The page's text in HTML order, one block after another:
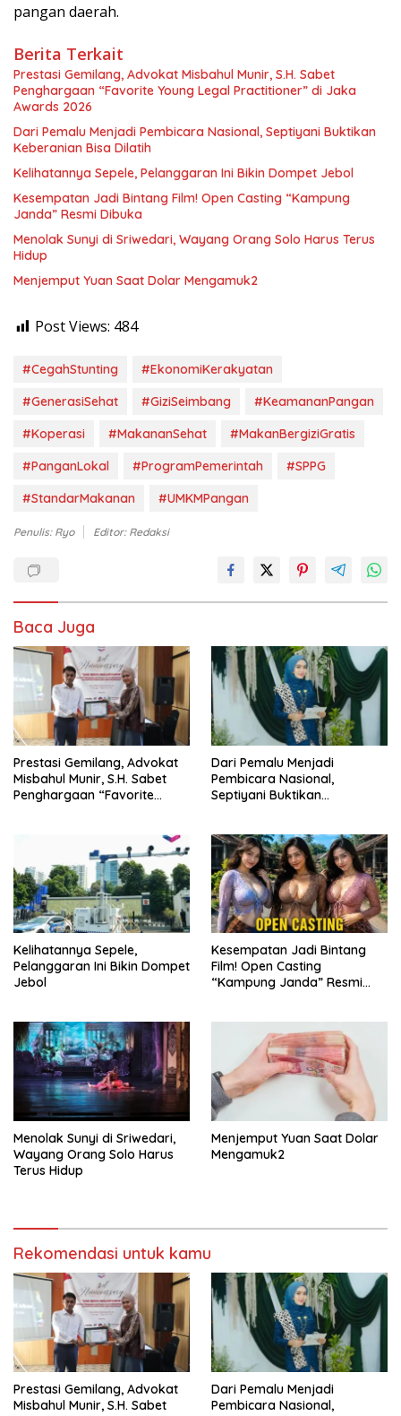
pangan daerah.
Berita Terkait
Prestasi Gemilang, Advokat Misbahul Munir, S.H. Sabet
Penghargaan “Favorite Young Legal Practitioner” di Jaka
Awards 2026
Dari Pemalu Menjadi Pembicara Nasional, Septiyani Buktikan
Keberanian Bisa Dilatih
Kelihatannya Sepele, Pelanggaran Ini Bikin Dompet Jebol
Kesempatan Jadi Bintang Film! Open Casting “Kampung
Janda” Resmi Dibuka
Menolak Sunyi di Sriwedari, Wayang Orang Solo Harus Terus
Hidup
Menjemput Yuan Saat Dolar Mengamuk2
Post Views: 484
#CegahStunting
#EkonomiKerakyatan
#GenerasiSehat
#GiziSeimbang
#KeamananPangan
#Koperasi
#MakananSehat
#MakanBergiziGratis
#PanganLokal
#ProgramPemerintah
#SPPG
#StandarMakanan
#UMKMPangan
Penulis: Ryo Editor: Redaksi
Baca Juga
Prestasi Gemilang, Advokat
Misbahul Munir, S.H. Sabet
Penghargaan “Favorite
Dari Pemalu Menjadi
Pembicara Nasional,
Septiyani Buktikan
Kelihatannya Sepele,
Pelanggaran Ini Bikin Dompet
Jebol
Kesempatan Jadi Bintang
Film! Open Casting
“Kampung Janda” Resmi
Menolak Sunyi di Sriwedari,
Wayang Orang Solo Harus
Terus Hidup
Menjemput Yuan Saat Dolar
Mengamuk2
Rekomendasi untuk kamu
Prestasi Gemilang, Advokat
Misbahul Munir, S.H. Sabet
Dari Pemalu Menjadi
Pembicara Nasional,